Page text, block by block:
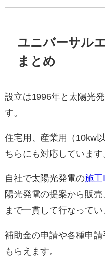
ユニバーサル
まとめ
設立は1996年と太陽光
す。
住宅用、産業用（10kw
ちらにも対応しています
自社で太陽光発電の施工
陽光発電の提案から販
まで一貫して行なってい
補助金の申請や各種申
もらえます。